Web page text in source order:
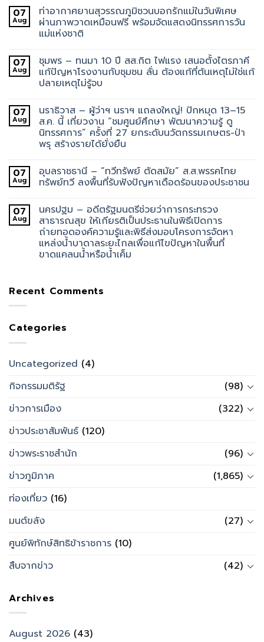
07
Aug
ท่าอากาศยานสุวรรณภูมิชวนบอกรักแม่ในวันพิเศษ
ผ่านภาพวาดเหมือนฟรี พร้อมจัดแสดงนิทรรศการวัน
แม่แห่งชาติ
07
Aug
ชุมพร – ทนมา 10 ปี สส.กิต ไฟแรง เสนอตั้งไตรภาคี
แก้ปัญหาโรงงานกับชุมชน ลั่น ต้องแก้ที่ต้นเหตุไม่ใช่แก้
ปลายเหตุไม่รู้จบ
07
Aug
นราธิวาส – ผู้ว่าฯ นราฯ แถลงใหญ่! ปักหมุด 13–15
ส.ค. นี้ เที่ยวงาน “ชมศูนย์ศึกษา พัฒนาความรู้ ดู
นิทรรศการ” ครั้งที่ 27 ยกระดับนวัตกรรมเกษตร-ป่า
พรุ สร้างรายได้ยั่งยืน
07
Aug
อุบลราชธานี – “ทวีทรัพย์ ตัดสมัย” ส.ส.พรรคไทย
ทรัพย์ทวี ลงพื้นที่รับฟังปัญหาเดือดร้อนของประชาชน
07
Aug
นครปฐม – อดีตรัฐมนตรีช่วยว่าการกระทรวง
สาธารณสุข ให้เกียรติเป็นประธานในพิธีเปิดการ
ถ่ายทอดองค์ความรู้และพิธีส่งมอบโครงการจัดหา
แหล่งน้ำบาดาลระยะไกลเพื่อแก้ไขปัญหาในพื้นที่
ขาดแคลนน้ำหรือน้ำเค็ม
Recent Comments
Categories
Uncategorized (4)
กิจกรรมมติรัฐ
(98)
ข่าวการเมือง
(322)
ข่าวประชาสัมพันธ์ (120)
ข่าวพระราชสำนัก
(96)
ข่าวภูมิภาค
(1,865)
ท่องเที่ยว (16)
มนต์ขลัง
(27)
ศูนย์พิทักษ์สิทธิข้าราชการ (10)
สืบจากข่าว
(42)
Archives
August 2026 (43)